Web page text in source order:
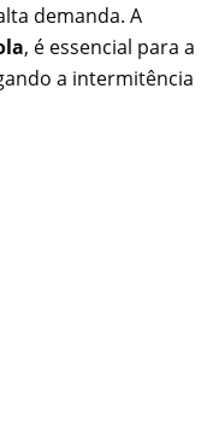
demanda. A
, é essencial para a
a intermitência